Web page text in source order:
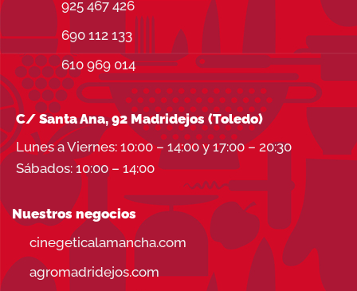
925 467 426
690 112 133
610 969 014
C/ Santa Ana, 92 Madridejos (Toledo)
Lunes a Viernes: 10:00 – 14:00 y 17:00 – 20:30
Sábados: 10:00 – 14:00
Nuestros negocios
cinegeticalamancha.com
agromadridejos.com